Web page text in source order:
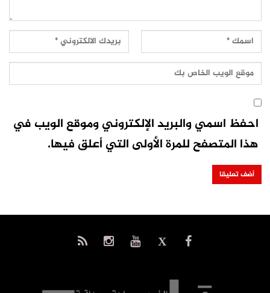
احفظ اسمي والبريد الإلكتروني وموقع الويب في
هذا المتصفح للمرة الأولى التي أعلق فيها.